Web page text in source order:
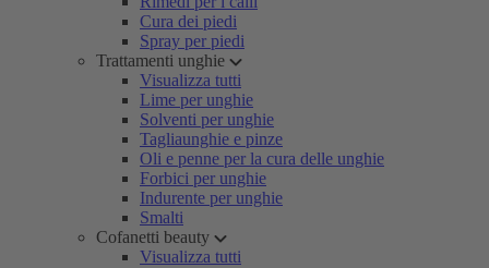
Cura dei piedi
Spray per piedi
Trattamenti unghie
Visualizza tutti
Lime per unghie
Solventi per unghie
Tagliaunghie e pinze
Oli e penne per la cura delle unghie
Forbici per unghie
Indurente per unghie
Smalti
Cofanetti beauty
Visualizza tutti